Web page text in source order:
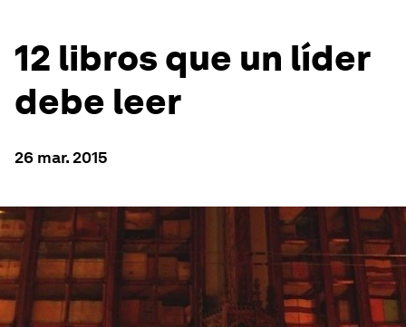
12 libros que un líder
debe leer
26 mar. 2015